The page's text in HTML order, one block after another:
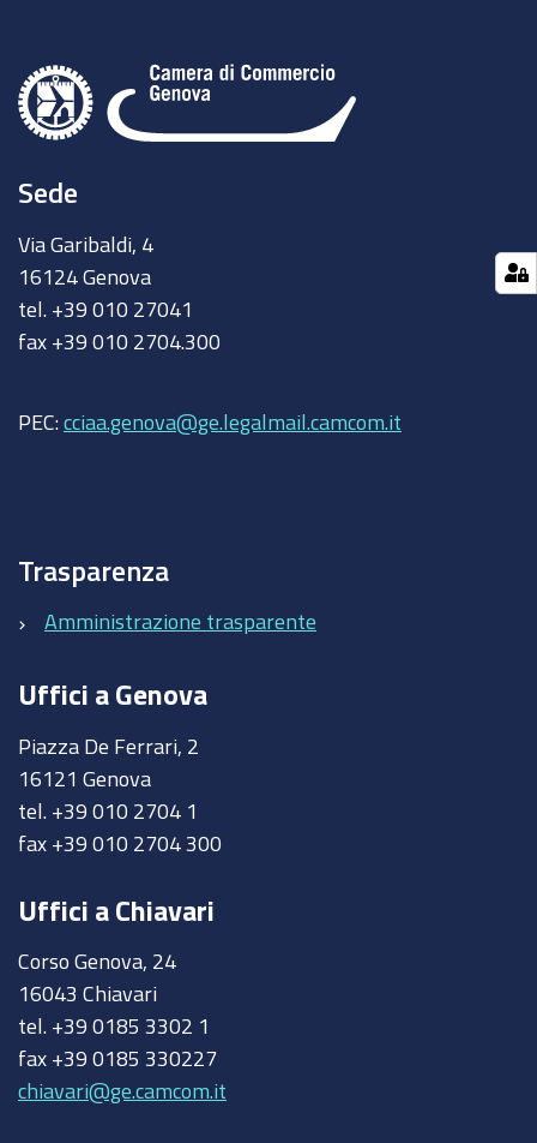
Sede
Via Garibaldi, 4
16124 Genova
tel. +39 010 27041
fax +39 010 2704.300
PEC: cciaa.genova@ge.legalmail.camcom.it
Trasparenza
Amministrazione trasparente
Uffici a Genova
Piazza De Ferrari, 2
16121 Genova
tel. +39 010 2704 1
fax +39 010 2704 300
Uffici a Chiavari
Corso Genova, 24
16043 Chiavari
tel. +39 0185 3302 1
fax +39 0185 330227
chiavari@ge.camcom.it